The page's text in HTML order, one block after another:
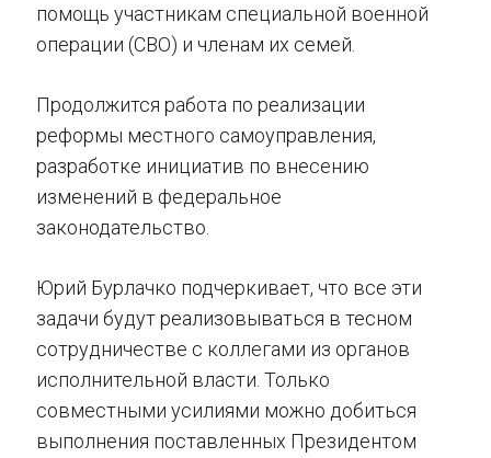
помощь участникам специальной военной
операции (СВО) и членам их семей.
Продолжится работа по реализации
реформы местного самоуправления,
разработке инициатив по внесению
изменений в федеральное
законодательство.
Юрий Бурлачко подчеркивает, что все эти
задачи будут реализовываться в тесном
сотрудничестве с коллегами из органов
исполнительной власти. Только
совместными усилиями можно добиться
выполнения поставленных Президентом